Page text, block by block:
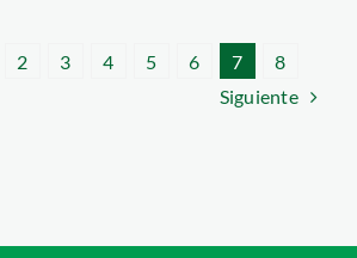
2 3 4 5 6 7
8
Siguiente